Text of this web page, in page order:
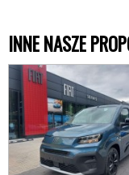
INNE NASZE